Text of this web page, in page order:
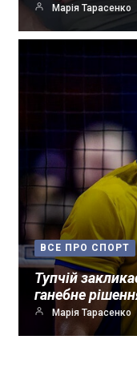
Марія Тарасенко
ВСЕ ПРО СПОРТ
Тупчій
ганебне
Марія Тарасенко